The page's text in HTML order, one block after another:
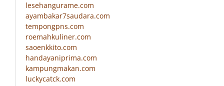
lesehangurame.com
ayambakar7saudara.com
tempongpns.com
roemahkuliner.com
saoenkkito.com
handayaniprima.com
kampungmakan.com
luckycatck.com